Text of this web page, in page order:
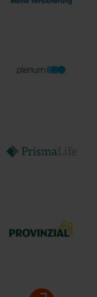
Beamtenversicherung,
VVaG
Management
Consulting
PrismaLife AG